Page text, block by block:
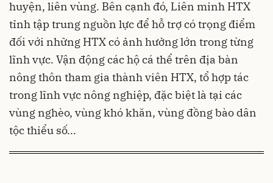
huyện, liên vùng. Bên cạnh đó, Liên minh HTX
tỉnh tập trung nguồn lực để hỗ trợ có trọng điểm
đối với những HTX có ảnh hưởng lớn trong từng
lĩnh vực. Vận động các hộ cá thể trên địa bàn
nông thôn tham gia thành viên HTX, tổ hợp tác
trong lĩnh vực nông nghiệp, đặc biệt là tại các
vùng nghèo, vùng khó khăn, vùng đồng bào dân
tộc thiểu số...